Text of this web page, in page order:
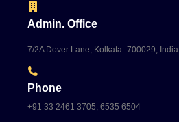
Admin. Office
7/2A Dover Lane, Kolkata- 700029, India
Phone
+91 33 2461 3705, 6535 6504